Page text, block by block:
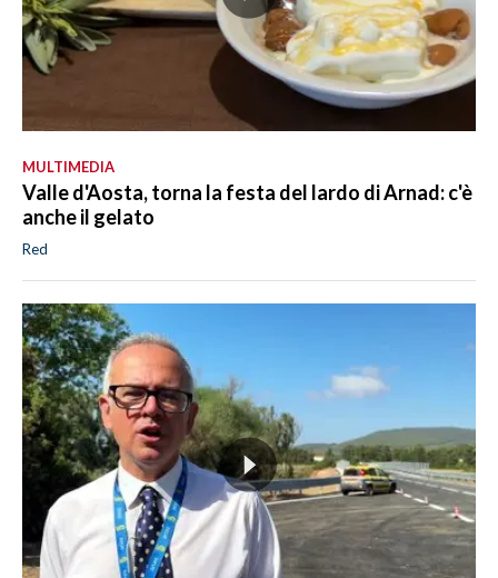
MULTIMEDIA
Valle d'Aosta, torna la festa del lardo di Arnad: c'è
anche il gelato
Red